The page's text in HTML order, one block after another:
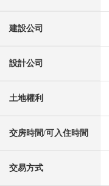
建設公司
設計公司
土地權利
交房時間/可入住時間
交易方式